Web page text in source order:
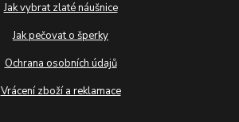
Jak vybrat zlaté náušnice
Jak pečovat o šperky
Ochrana osobních údajů
Vrácení zboží a reklamace